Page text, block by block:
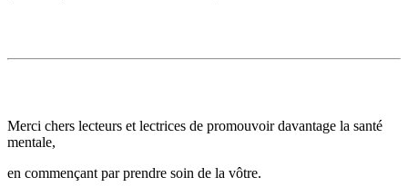
Merci chers lecteurs et lectrices de promouvoir davantage la santé
mentale,
en commençant par prendre soin de la vôtre.